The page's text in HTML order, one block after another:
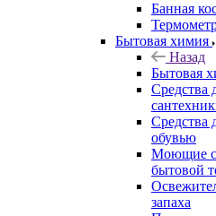
Банная
Бытовая химия
Назад
Бытовая
Средства
Средства
обувью
Моющие
бытовой
запаха